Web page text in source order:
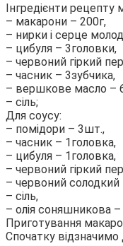
Інгредієнти рецепту
– макарони – 200г,
– нирки і серце
– цибуля – 3головки,
– червоний гіркий
– часник – 3зубчика,
– вершкове масло –
– сіль;
Для соусу:
– помідори – 3шт.,
– часник – 1головка,
– цибуля – 1головка,
– червоний гіркий
– червоний
– сіль,
– олія соняшникова –
Приготування
Спочатку